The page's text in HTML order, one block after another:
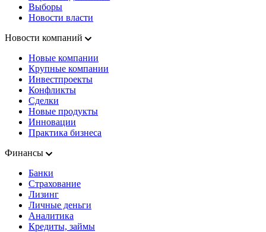
Выборы
Новости власти
Новости компаний
Новые компании
Крупные компании
Инвестпроекты
Конфликты
Сделки
Новые продукты
Инновации
Практика бизнеса
Финансы
Банки
Страхование
Лизинг
Личные деньги
Аналитика
Кредиты, займы